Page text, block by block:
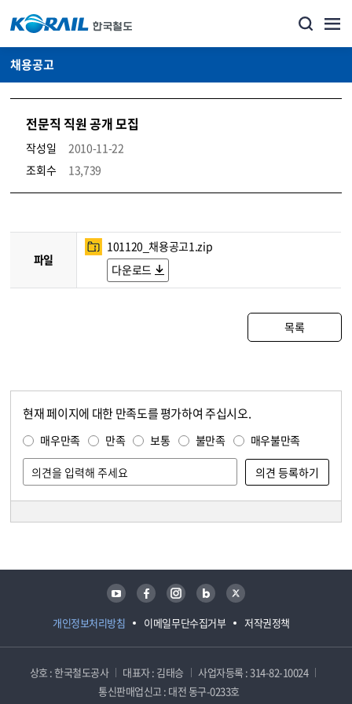
채용공고
전문직 직원 공개 모집
작성일
2010-11-22
조회수
13,739
코레일소개_경영공시_채용공고 상세보기 – 내용, 파일, 담당자 연락처로 구성
파일
101120_채용공고1.zip
다운로드
목록
현재 페이지에 대한 만족도를 평가하여 주십시오.
매우만족 만족 보통 불만족 매우불만족
개인정보처리방침 이메일무단수집거부 저작권정책
유튜브 페이스북 인스타그램 블로그 트위터
상호 : 한국철도공사 대표자 : 김태승
사업자등록 : 314-82-10024
통신판매업신고 : 대전 동구-0233호